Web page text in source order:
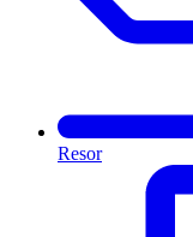
Resor